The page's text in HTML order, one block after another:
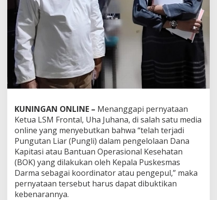
KUNINGAN ONLINE – Menanggapi pernyataan
Ketua LSM Frontal, Uha Juhana, di salah satu media
online yang menyebutkan bahwa “telah terjadi
Pungutan Liar (Pungli) dalam pengelolaan Dana
Kapitasi atau Bantuan Operasional Kesehatan
(BOK) yang dilakukan oleh Kepala Puskesmas
Darma sebagai koordinator atau pengepul,” maka
pernyataan tersebut harus dapat dibuktikan
kebenarannya.